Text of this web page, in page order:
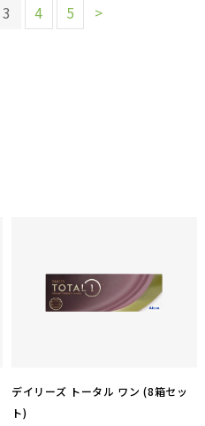
3 4 5 >
デイリーズ トータル ワン (8箱セッ
ト)